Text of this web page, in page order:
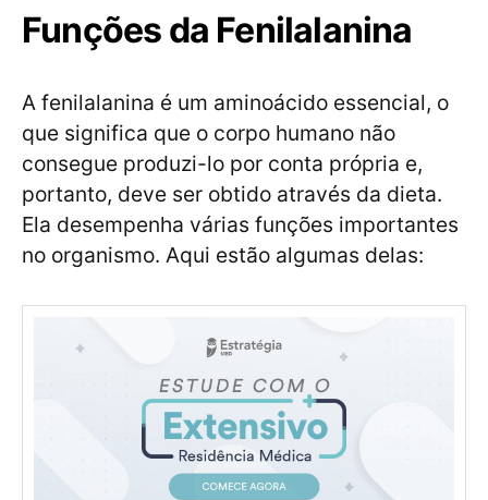
Funções da Fenilalanina
A fenilalanina é um aminoácido essencial, o
que significa que o corpo humano não
consegue produzi-lo por conta própria e,
portanto, deve ser obtido através da dieta.
Ela desempenha várias funções importantes
no organismo. Aqui estão algumas delas: